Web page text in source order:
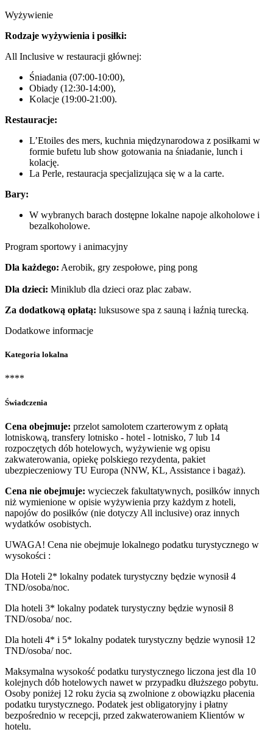
Wyżywienie
Rodzaje wyżywienia i posiłki:
All Inclusive w restauracji głównej:
Śniadania (07:00-10:00),
Obiady (12:30-14:00),
Kolacje (19:00-21:00).
Restauracje:
L’Etoiles des mers, kuchnia międzynarodowa z posiłkami w
formie bufetu lub show gotowania na śniadanie, lunch i
kolację.
La Perle, restauracja specjalizująca się w a la carte.
Bary:
W wybranych barach dostępne lokalne napoje alkoholowe i
bezalkoholowe.
Program sportowy i animacyjny
Dla każdego: Aerobik, gry zespołowe, ping pong
Dla dzieci: Miniklub dla dzieci oraz plac zabaw.
Za dodatkową opłatą: luksusowe spa z sauną i łaźnią turecką.
Dodatkowe informacje
Kategoria lokalna
****
Świadczenia
Cena obejmuje: przelot samolotem czarterowym z opłatą
lotniskową, transfery lotnisko - hotel - lotnisko, 7 lub 14
rozpoczętych dób hotelowych, wyżywienie wg opisu
zakwaterowania, opiekę polskiego rezydenta, pakiet
ubezpieczeniowy TU Europa (NNW, KL, Assistance i bagaż).
Cena nie obejmuje: wycieczek fakultatywnych, posiłków innych
niż wymienione w opisie wyżywienia przy każdym z hoteli,
napojów do posiłków (nie dotyczy All inclusive) oraz innych
wydatków osobistych.
UWAGA! Cena nie obejmuje lokalnego podatku turystycznego w
wysokości :
Dla Hoteli 2* lokalny podatek turystyczny będzie wynosił 4
TND/osoba/noc.
Dla hoteli 3* lokalny podatek turystyczny będzie wynosił 8
TND/osoba/ noc.
Dla hoteli 4* i 5* lokalny podatek turystyczny będzie wynosił 12
TND/osoba/ noc.
Maksymalna wysokość podatku turystycznego liczona jest dla 10
kolejnych dób hotelowych nawet w przypadku dłuższego pobytu.
Osoby poniżej 12 roku życia są zwolnione z obowiązku płacenia
podatku turystycznego. Podatek jest obligatoryjny i płatny
bezpośrednio w recepcji, przed zakwaterowaniem Klientów w
hotelu.